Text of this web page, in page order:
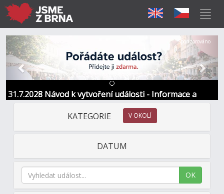
31.7.2028 Návod k vytvoření události - Informace a
kontakt
Předchozí Další
Sponzorováno
KATEGORIE V OKOLÍ
DATUM
OK